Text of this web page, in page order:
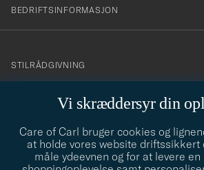
Vi skræddersyr din
Care of Carl bruger cookies og
at holde vores website driftssikkert
måle ydeevnen og for at levere
BEDRIFTSINFORMASJON
info@careofcarl.no
STILRÅDGIVNING
STILRÅDGIVNING